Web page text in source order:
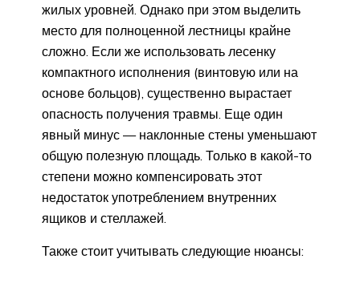
жилых уровней. Однако при этом выделить
место для полноценной лестницы крайне
сложно. Если же использовать лесенку
компактного исполнения (винтовую или на
основе больцов), существенно вырастает
опасность получения травмы. Еще один
явный минус — наклонные стены уменьшают
общую полезную площадь. Только в какой-то
степени можно компенсировать этот
недостаток употреблением внутренних
ящиков и стеллажей.
Также стоит учитывать следующие нюансы: